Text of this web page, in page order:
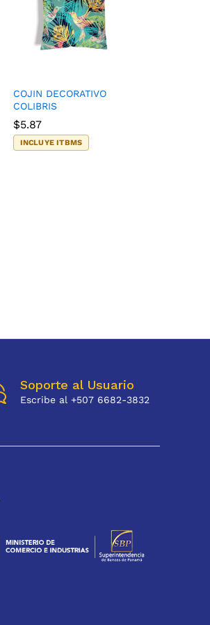
COJIN DECORATIVO
COLIBRIS
$5.87
INCLUYE ITBMS
$5.87
Soporte al Usuario
Escribe al +507 6682-3832